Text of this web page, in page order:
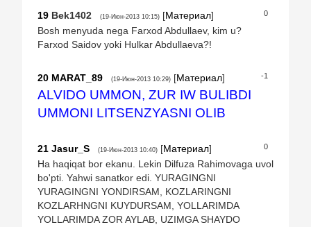
0
19 Bek1402 (19-Июн-2013 10:15) [Материал]
Bosh menyuda nega Farxod Abdullaev, kim u?
Farxod Saidov yoki Hulkar Abdullaeva?!
-1
20 MARAT_89 (19-Июн-2013 10:29) [Материал]
ALVIDO UMMON, ZUR IW BULIBDI
UMMONI LITSENZYASNI OLIB
0
21 Jasur_S (19-Июн-2013 10:40) [Материал]
Ha haqiqat bor ekanu. Lekin Dilfuza Rahimovaga uvol
bo'pti. Yahwi sanatkor edi. YURAGINGNI
YURAGINGNI YONDIRSAM, KOZLARINGNI
KOZLARHNGNI KUYDURSAM, YOLLARIMDA
YOLLARIMDA ZOR AYLAB, UZIMGA SHAYDO